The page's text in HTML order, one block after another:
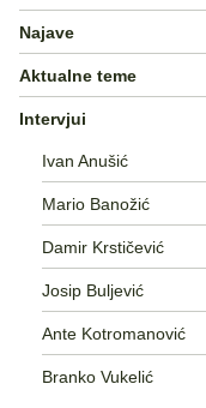
Najave
Aktualne teme
Intervjui
Ivan Anušić
Mario Banožić
Damir Krstičević
Josip Buljević
Ante Kotromanović
Branko Vukelić